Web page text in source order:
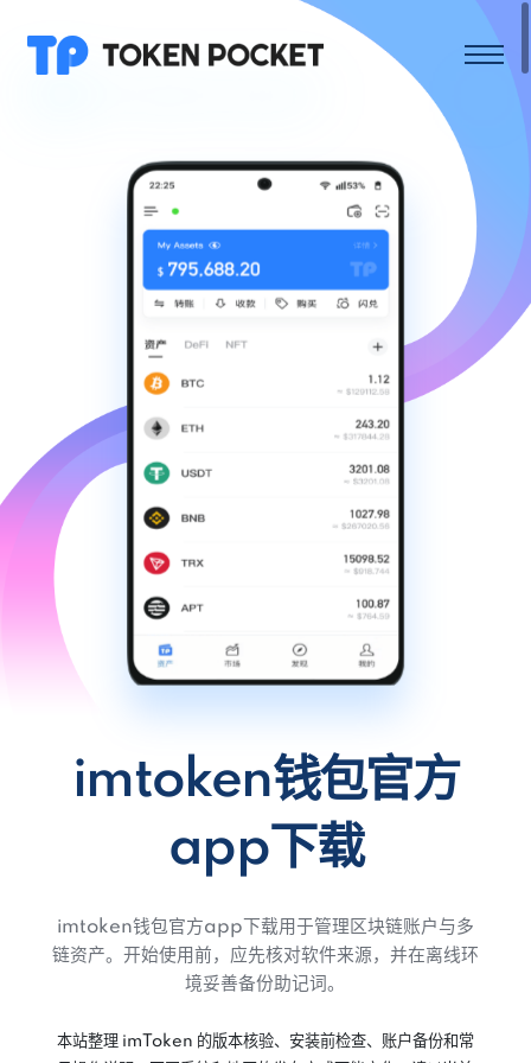
imtoken钱包官方
app下载
imtoken钱包官方app下载用于管理区块链账户与多
链资产。开始使用前，应先核对软件来源，并在离线环
境妥善备份助记词。
本站整理 imToken 的版本核验、安装前检查、账户备份和常